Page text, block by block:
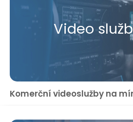
Video
Komerční videoslužby na